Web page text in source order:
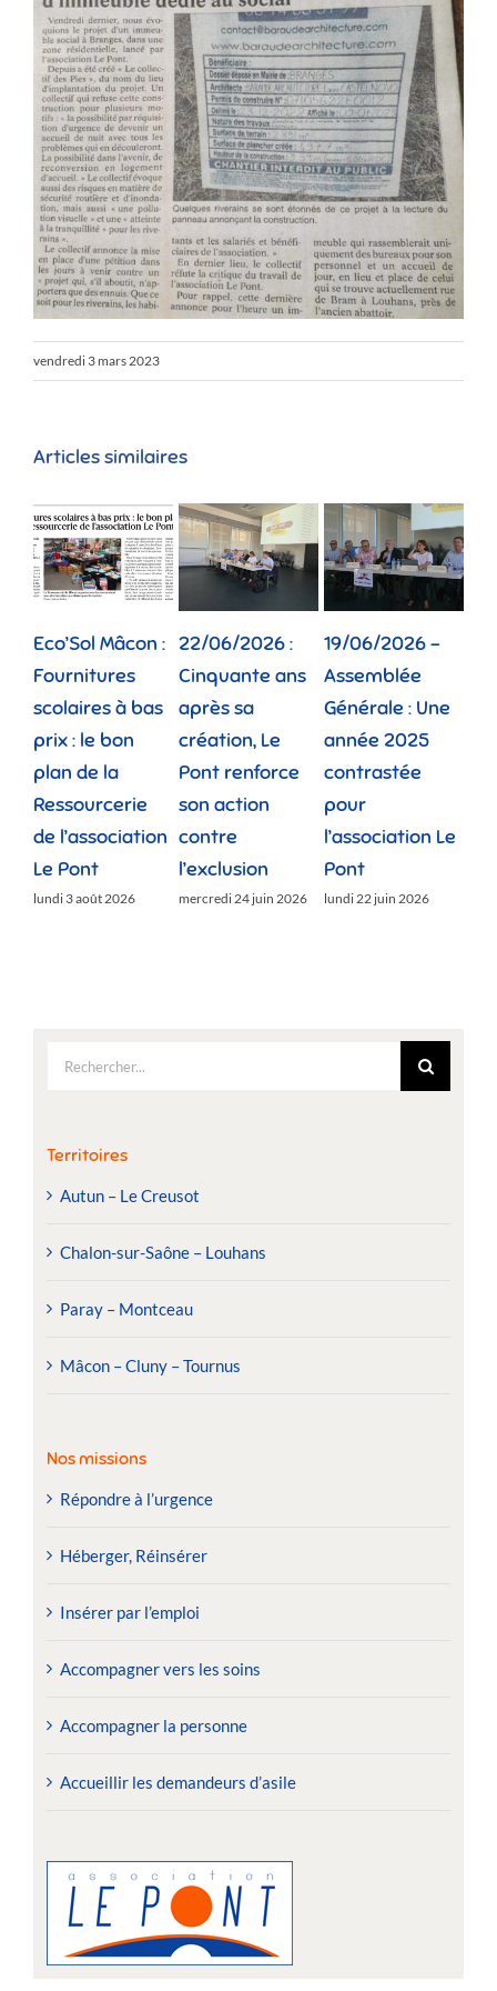
vendredi 3 mars 2023
Articles similaires
Eco’Sol Mâcon :
Fournitures
scolaires à bas
prix : le bon
plan de la
Ressourcerie
de l’association
Le Pont
lundi 3 août 2026
22/06/2026 :
Cinquante ans
après sa
création, Le
Pont renforce
son action
contre
l’exclusion
mercredi 24 juin 2026
19/06/2026 –
Assemblée
Générale : Une
année 2025
contrastée
pour
l’association Le
Pont
lundi 22 juin 2026
Rechercher:
Territoires
Autun – Le Creusot
Chalon-sur-Saône – Louhans
Paray – Montceau
Mâcon – Cluny – Tournus
Nos missions
Répondre à l’urgence
Héberger, Réinsérer
Insérer par l’emploi
Accompagner vers les soins
Accompagner la personne
Accueillir les demandeurs d’asile